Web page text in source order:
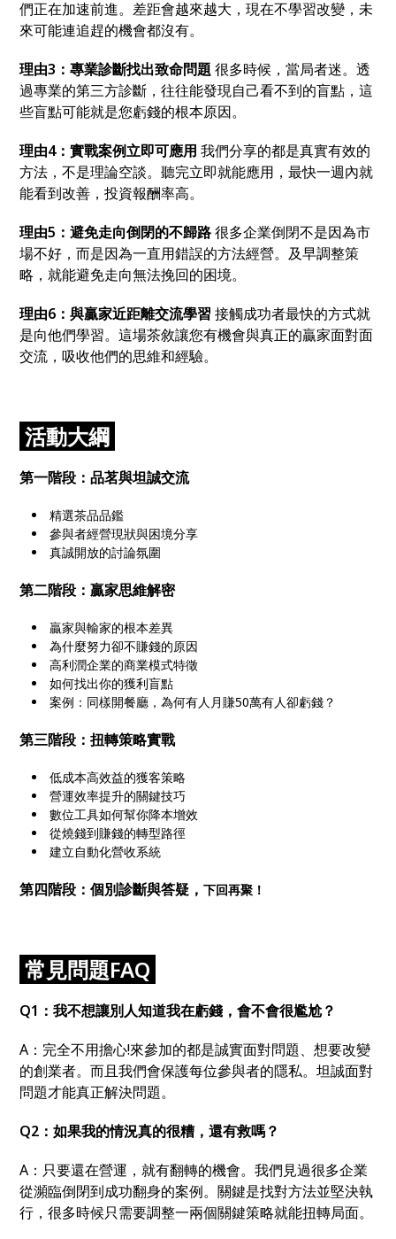
們正在加速前進。差距會越來越大 ，現在不學習改變 ，未
來可能連追趕的機會都沒有。
理由3 ：專業診斷找出致命問題 很多時候 ，當局者迷。透
過專業的第三方診斷 ，往往能發現自己看不到的盲點 ，這
些盲點可能就是您虧錢的根本原因。
理由4：實戰案例立即可應用 我們分享的都是真實有效的
方法 ，不是理論空談。聽完立即就能應用 ，最快一週內就
能看到改善 ，投資報酬率高。
理由5 ：避免走向倒閉的不歸路很多企業倒閉不是因為市
場不好 ，而是因為一直用錯誤的方法經營。及早調整策
略 ，就能避免走向無法挽回的困境。
理由6 ：與贏家近距離交流學習 接觸成功者最快的方式就
是向他們學習。這場茶敘讓您有機會與真正的贏家面對面
交流 ，吸收他們的思維和經驗。
活動大綱
第一階段 ：品茗與坦誠交流
精選茶品品鑑
參與者經營現狀與困境分享
真誠開放的討論氛圍
第二階段 ：贏家思維解密
贏家與輸家的根本差異
為什麼努力卻不賺錢的原因
高利潤企業的商業模式特徵
如何找出你的獲利盲點
案例 ： 同樣開餐廳 ，為何有人月賺50萬有人卻虧錢 ？
第三階段 ：扭轉策略實戰
低成本高效益的獲客策略
營運效率提升的關鍵技巧
數位工具如何幫你降本增效
從燒錢到賺錢的轉型路徑
建立自動化營收系統
第四階段 ：個別診斷與答疑 ，下回再聚！
常見問題FAQ
Q1 ：我不想讓別人知道我在虧錢 ，會不會很尷尬？
A： 完全不用擔心!來參加的都是誠實面對問題、想要改變
的創業者。而且我們會保護每位參與者的隱私。坦誠面對
問題才能真正解決問題。
Q2 ：如果我的情況真的很糟 ，還有救嗎？
A： 只要還在營運 ，就有翻轉的機會。我們見過很多企業
從瀕臨倒閉到成功翻身的案例。關鍵是找對方法並堅決執
行 ，很多時候只需要調整一兩個關鍵策略就能扭轉局面。